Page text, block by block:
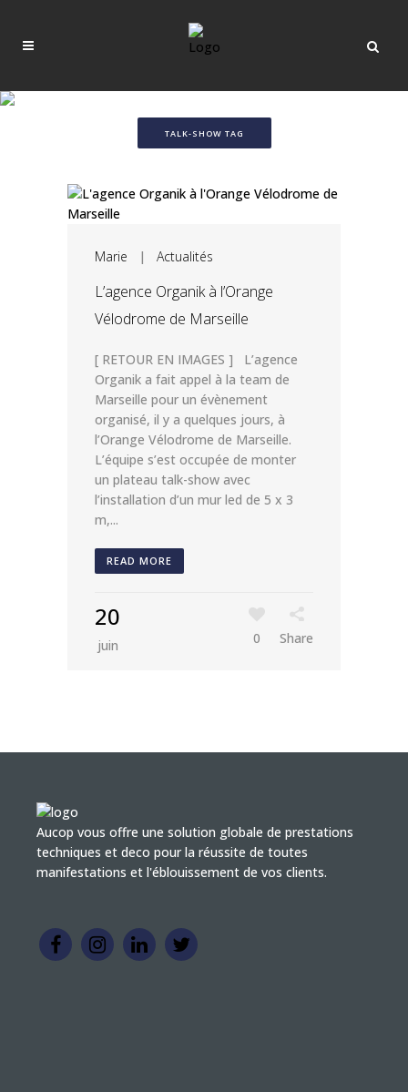
TALK-SHOW TAG
Marie | Actualités
L’agence Organik à l’Orange
Vélodrome de Marseille
[ RETOUR EN IMAGES ] L’agence
Organik a fait appel à la team de
Marseille pour un évènement
organisé, il y a quelques jours, à
l’Orange Vélodrome de Marseille.
L’équipe s’est occupée de monter
un plateau talk-show avec
l’installation d’un mur led de 5 x 3
m,...
READ MORE
20
juin 0 Share
Aucop vous offre une solution globale de prestations
techniques et deco pour la réussite de toutes
manifestations et l'éblouissement de vos clients.